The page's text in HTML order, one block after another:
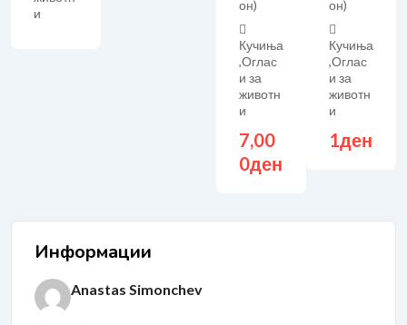
и
он)
Кучиња
,Оглас
и за
животн
и
7,00
0ден
он)
Кучиња
,Оглас
и за
животн
и
1ден
Информации
Anastas Simonchev